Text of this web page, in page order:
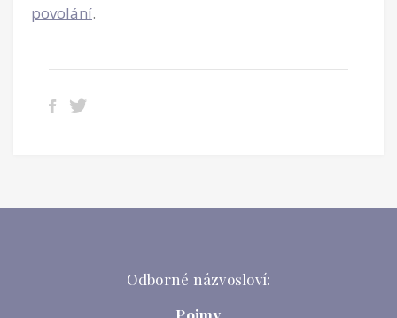
povolání.
Odborné názvosloví: